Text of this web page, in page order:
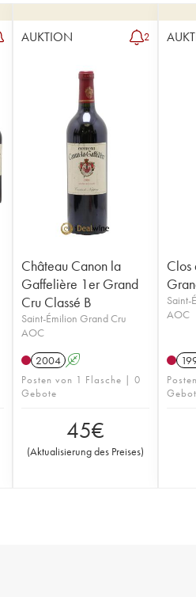
AUKTION 2
Château Canon la
Gaffelière 1er Grand
Cru Classé B
Saint-Émilion Grand Cru
AOC
2004 A
Posten von 1 Flasche | 0
Gebote
45€
(Aktualisierung des Preises)
Clos
Saint-
AOC
Gebot